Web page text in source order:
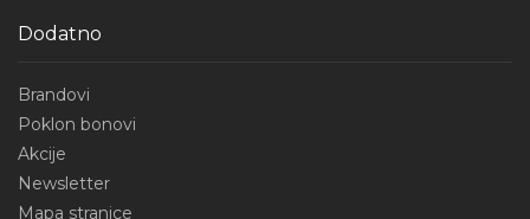
Dodatno
Brandovi
Poklon bonovi
Akcije
Newsletter
Mapa stranice